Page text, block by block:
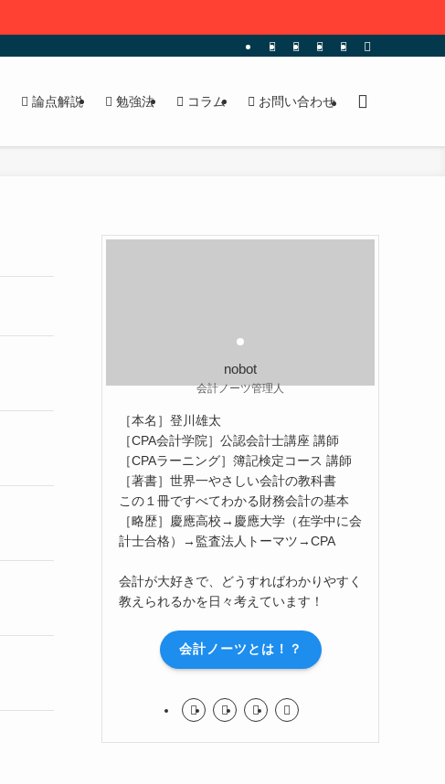
論点解説 勉強法 コラム お問い合わせ
nobot
会計ノーツ管理人
［本名］登川雄太
［CPA会計学院］公認会計士講座 講師
［CPAラーニング］簿記検定コース 講師
［著書］世界一やさしい会計の教科書
この１冊ですべてわかる財務会計の基本
［略歴］慶應高校→慶應大学（在学中に会
計士合格）→監査法人トーマツ→CPA
会計が大好きで、どうすればわかりやすく
教えられるかを日々考えています！
会計ノーツとは！？